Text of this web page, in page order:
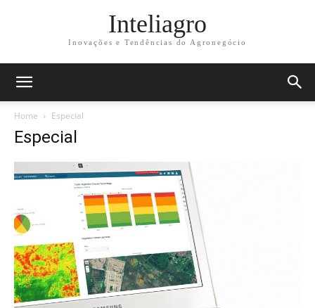
Inteliagro
Inovações e Tendências do Agronegócio
Home Especial
Especial